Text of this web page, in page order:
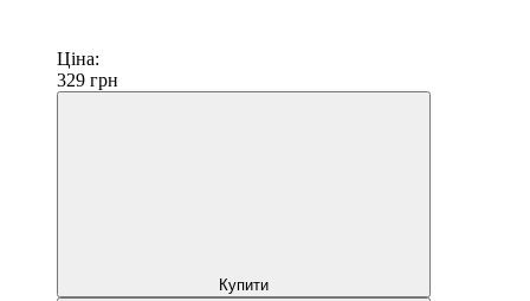
Ціна:
329 грн
Купити